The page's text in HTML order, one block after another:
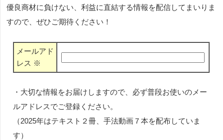
優良商材に負けない、利益に直結する情報を配信してまいりま
すので、ぜひご期待ください！
メールアド
レス ※
・大切な情報をお届けしますので、必ず普段お使いのメー
ルアドレスでご登録ください。
（2025年はテキスト２冊、手法動画７本を配布していま
す）